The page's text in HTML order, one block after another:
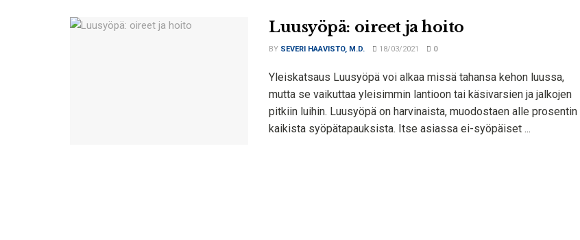
Luusyöpä: oireet ja hoito
BY SEVERI HAAVISTO, M.D. 18/03/2021 0
Yleiskatsaus Luusyöpä voi alkaa missä tahansa kehon luussa,
mutta se vaikuttaa yleisimmin lantioon tai käsivarsien ja jalkojen
pitkiin luihin. Luusyöpä on harvinaista, muodostaen alle prosentin
kaikista syöpätapauksista. Itse asiassa ei-syöpäiset ...